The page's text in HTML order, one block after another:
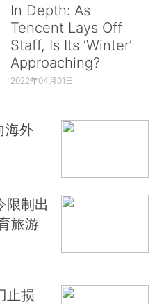
In Depth: As
Tencent Lays Off
Staff, Is Its ‘Winter’
Approaching?
2022年04月01日
海外
限制出
旅游
止损